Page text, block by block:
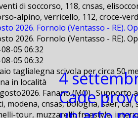
di soccorso, 118, cnsas,
alpino, verricello, 112, croce-
2026. Fornolo (Ventasso - RE).
2026. Fornolo (Ventasso - RE).
05 06:32
05 06:32
taglialegna scivola per circa 50
in località
modena, cnsas, bologna, saer,
tour, muzzarelli, freestyle,
4
Cade